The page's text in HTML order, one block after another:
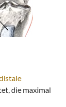
die maximal